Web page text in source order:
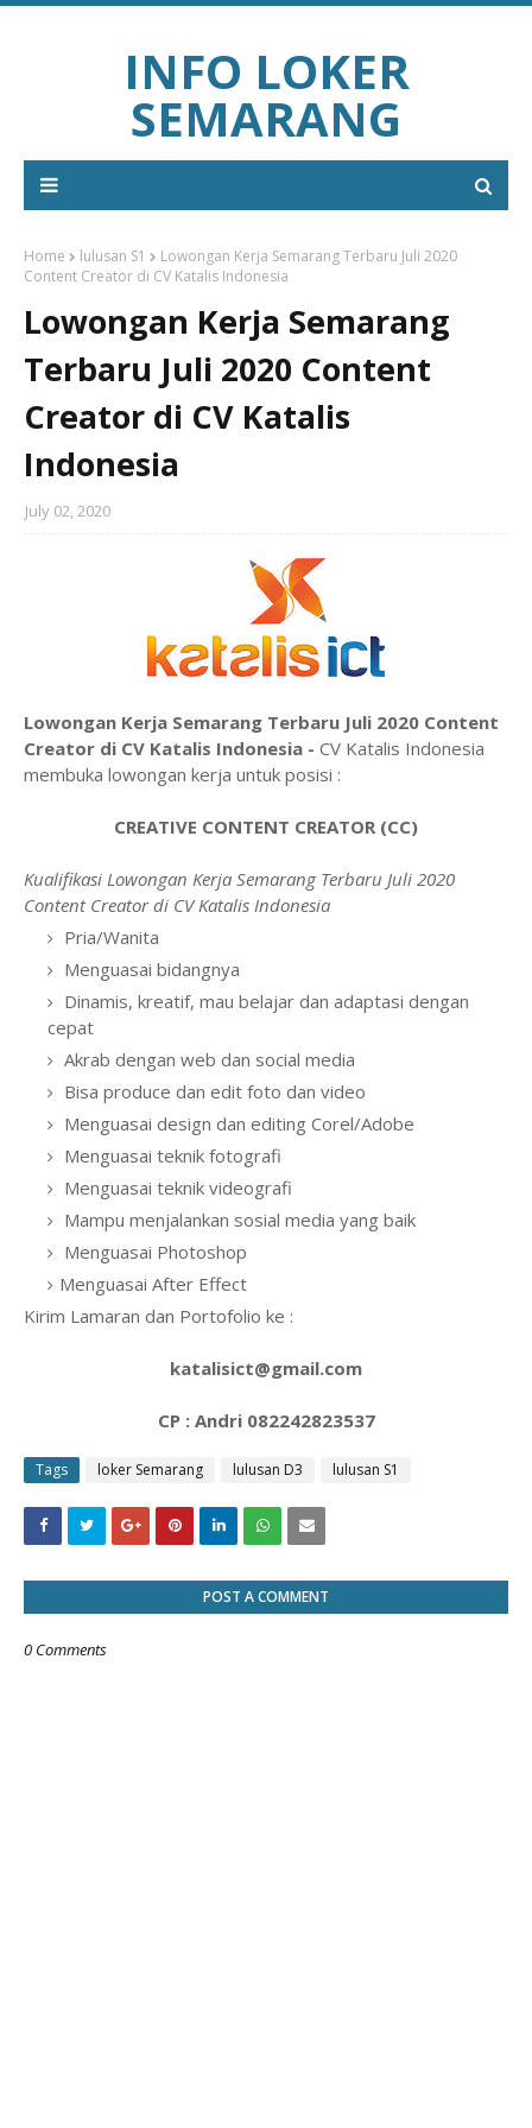
INFO LOKER
SEMARANG
Home lulusan S1
Lowongan Kerja Semarang Terbaru Juli 2020
Content Creator di CV Katalis Indonesia
Lowongan Kerja Semarang
Terbaru Juli 2020 Content
Creator di CV Katalis
Indonesia
July 02, 2020
Lowongan Kerja Semarang Terbaru Juli 2020 Content
Creator di CV Katalis Indonesia - CV Katalis Indonesia
membuka lowongan kerja untuk posisi :
CREATIVE CONTENT CREATOR (CC)
Kualifikasi Lowongan Kerja Semarang Terbaru Juli 2020
Content Creator di CV Katalis Indonesia
Pria/Wanita
Menguasai bidangnya
Dinamis, kreatif, mau belajar dan adaptasi dengan
cepat
Akrab dengan web dan social media
Bisa produce dan edit foto dan video
Menguasai design dan editing Corel/Adobe
Menguasai teknik fotografi
Menguasai teknik videografi
Mampu menjalankan sosial media yang baik
Menguasai Photoshop
Menguasai After Effect
Kirim Lamaran dan Portofolio ke :
katalisict@gmail.com
CP : Andri 082242823537
Tags loker Semarang lulusan D3 lulusan S1
POST A COMMENT
0 Comments